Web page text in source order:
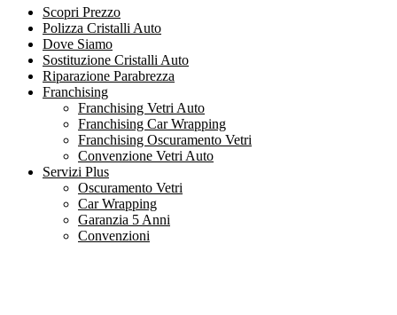
Scopri Prezzo
Polizza Cristalli Auto
Dove Siamo
Sostituzione Cristalli Auto
Riparazione Parabrezza
Franchising
Franchising Vetri Auto
Franchising Car Wrapping
Franchising Oscuramento Vetri
Convenzione Vetri Auto
Servizi Plus
Oscuramento Vetri
Car Wrapping
Garanzia 5 Anni
Convenzioni